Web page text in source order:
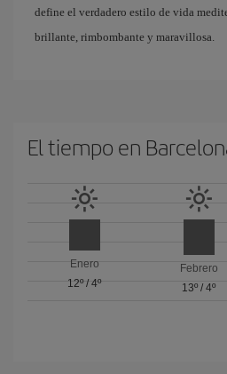
define el verdadero estilo de vida
brillante, rimbombante y maravillosa.
El tiempo en
Enero
12º/4º
Febrero
13º / 4º